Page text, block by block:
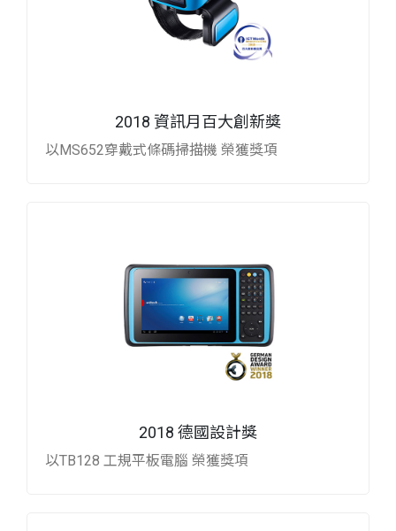
2018 資訊月百大創新獎
以MS652穿戴式條碼掃描機 榮獲獎項
2018 德國設計獎
以TB128 工規平板電腦 榮獲獎項